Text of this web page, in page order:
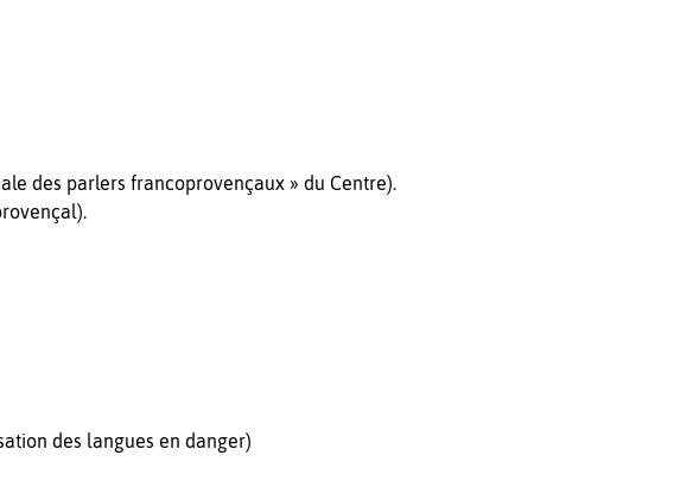
des parlers francoprovençaux » du Centre).
des langues en danger)